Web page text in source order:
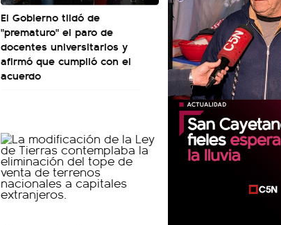
El Gobierno tildó de
"prematuro" el paro de
docentes universitarios y
afirmó que cumplió con el
acuerdo